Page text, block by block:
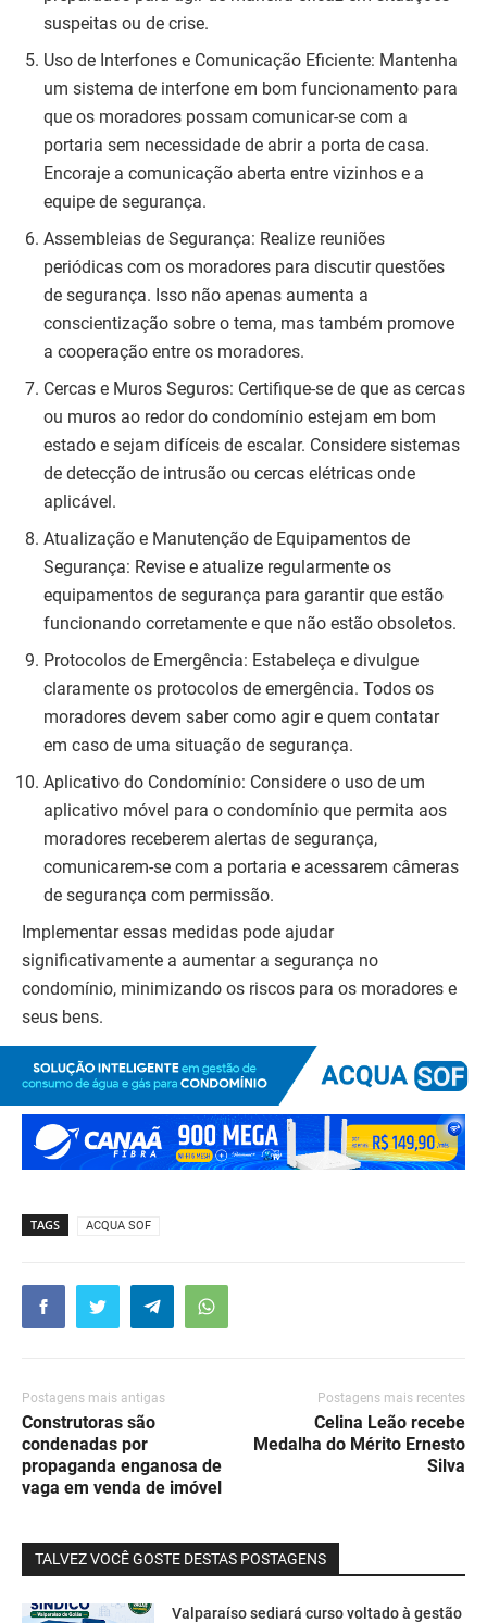
suspeitas ou de crise.
Uso de Interfones e Comunicação Eficiente: Mantenha
um sistema de interfone em bom funcionamento para
que os moradores possam comunicar-se com a
portaria sem necessidade de abrir a porta de casa.
Encoraje a comunicação aberta entre vizinhos e a
equipe de segurança.
Assembleias de Segurança: Realize reuniões
periódicas com os moradores para discutir questões
de segurança. Isso não apenas aumenta a
conscientização sobre o tema, mas também promove
a cooperação entre os moradores.
Cercas e Muros Seguros: Certifique-se de que as cercas
ou muros ao redor do condomínio estejam em bom
estado e sejam difíceis de escalar. Considere sistemas
de detecção de intrusão ou cercas elétricas onde
aplicável.
Atualização e Manutenção de Equipamentos de
Segurança: Revise e atualize regularmente os
equipamentos de segurança para garantir que estão
funcionando corretamente e que não estão obsoletos.
Protocolos de Emergência: Estabeleça e divulgue
claramente os protocolos de emergência. Todos os
moradores devem saber como agir e quem contatar
em caso de uma situação de segurança.
Aplicativo do Condomínio: Considere o uso de um
aplicativo móvel para o condomínio que permita aos
moradores receberem alertas de segurança,
comunicarem-se com a portaria e acessarem câmeras
de segurança com permissão.
Implementar essas medidas pode ajudar
significativamente a aumentar a segurança no
condomínio, minimizando os riscos para os moradores e
seus bens.
TAGS ACQUA SOF
Postagens mais antigas
Construtoras são
condenadas por
propaganda enganosa de
vaga em venda de imóvel
Postagens mais recentes
Celina Leão recebe
Medalha do Mérito Ernesto
Silva
TALVEZ VOCÊ GOSTE DESTAS POSTAGENS
Valparaíso sediará curso voltado à gestão